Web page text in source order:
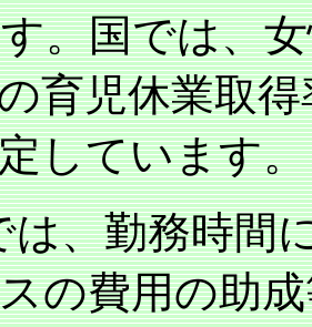
。国では、
育児休業取
しています。
は、勤務時間
の費用の助